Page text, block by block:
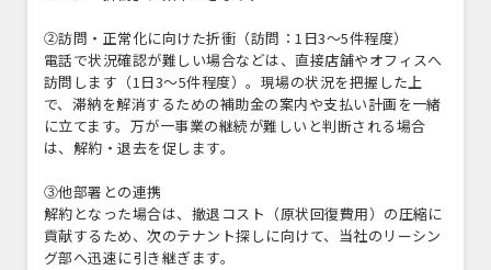
②訪問・正常化に向けた折衝（訪問：1日3～5件程度）
電話で状況確認が難しい場合などは、直接店舗やオフィスへ
訪問します（1日3～5件程度）。現場の状況を把握した上
で、滞納を解消するための補助金の案内や支払い計画を一緒
に立てます。万が一事業の継続が難しいと判断される場合
は、解約・退去を促します。
③他部署との連携
解約となった場合は、撤退コスト（原状回復費用）の圧縮に
貢献するため、次のテナント探しに向けて、当社のリーシン
グ部へ迅速に引き継ぎます。